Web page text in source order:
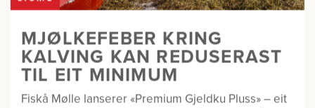
MJØLKEFEBER KRING
KALVING KAN REDUSERAST
TIL EIT MINIMUM
Fiskå Mølle lanserer «Premium Gjeldku Pluss» – eit